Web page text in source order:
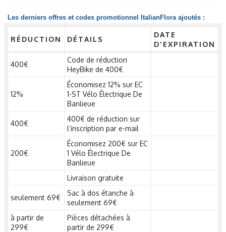
Les derniers offres et codes promotionnel ItalianFlora ajoutés :
RÉDUCTION DÉTAILS
DATE
D'EXPIRATION
400€
Code de réduction
HeyBike de 400€
12%
Économisez 12% sur EC
1-ST Vélo Électrique De
Banlieue
400€
400€ de réduction sur
l’inscription par e-mail
200€
Économisez 200€ sur EC
1 Vélo Électrique De
Banlieue
Livraison gratuite
seulement 69€
Sac à dos étanche à
seulement 69€
à partir de
299€
Pièces détachées à
partir de 299€